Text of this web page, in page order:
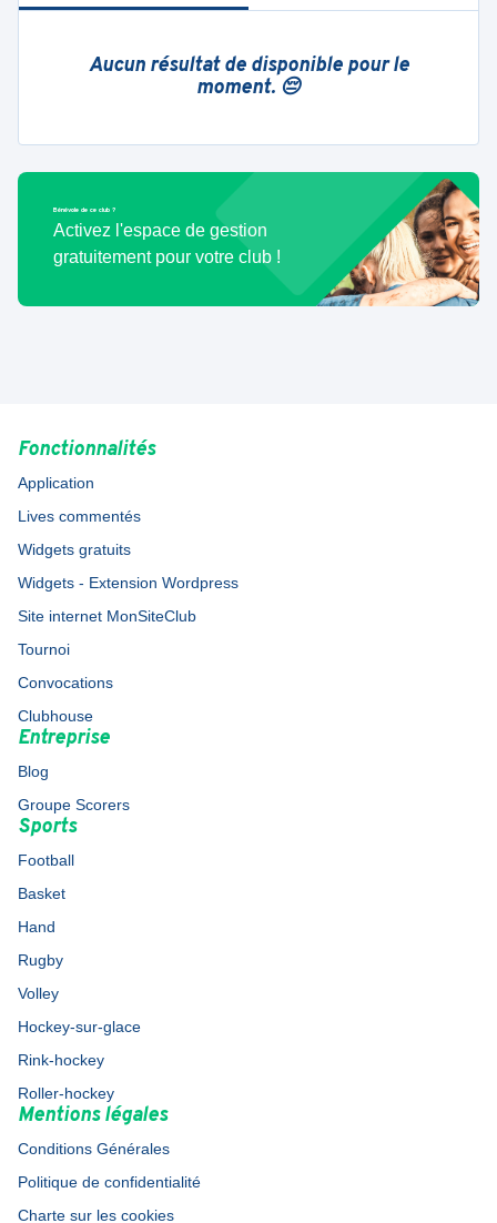
Aucun résultat de disponible pour le
moment. 😔
Bénévole de ce club ?
Activez l'espace de gestion
gratuitement pour votre club !
Fonctionnalités
Application
Lives commentés
Widgets gratuits
Widgets - Extension Wordpress
Site internet MonSiteClub
Tournoi
Convocations
Clubhouse
Entreprise
Blog
Groupe Scorers
Sports
Football
Basket
Hand
Rugby
Volley
Hockey-sur-glace
Rink-hockey
Roller-hockey
Mentions légales
Conditions Générales
Politique de confidentialité
Charte sur les cookies